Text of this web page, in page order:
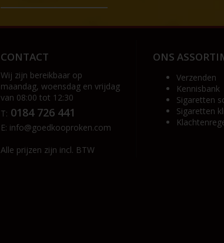
CONTACT
Wij zijn bereikbaar op
maandag, woensdag en vrijdag
van 08:00 tot 12:30
T: 0184 726 441
E: info@goedkooproken.com
Alle prijzen zijn incl. BTW
ONS
Verzenden
Kennisbank
Sigaretten
Sigaretten